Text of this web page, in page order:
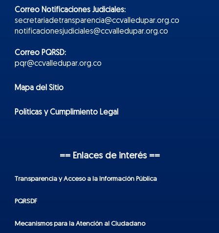
Correo Notificaciones Judiciales:
secretariadetransparencia@ccvalledupar.org.co
notificacionesjudiciales@ccvalledupar.org.co
Correo PQRSD:
pqr@ccvalledupar.org.co
Mapa del Sitio
Políticas y Cumplimiento Legal
== Enlaces de interés ==
Transparencia y Acceso a la Información Pública
PQRSDF
Mecanismos para la Atención al Ciudadano